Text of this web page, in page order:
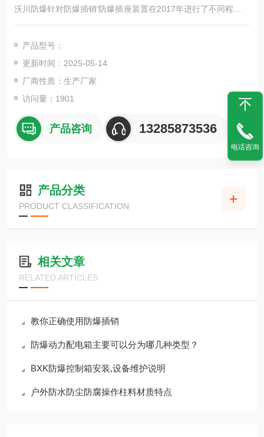
沃川防爆针对防爆插销‘防爆插座装置在2017年进行了不同程度的
改款和优化；产品采用全铸铝外壳铸造而成，防爆等级ExD ；采
优化结构好。’
产品型号：
更新时间：2025-05-14
厂商性质：生产厂家
访问量：1901
产品咨询 13285873536
产品分类
PRODUCT CLASSIFICATION
相关文章
RELATED ARTICLES
教你正确使用防爆插销
防爆动力配电箱主要可以分为哪几种类型？
BXK防爆控制箱安装,设备维护说明
户外防水防尘防腐操作柱料材质特点
电话咨询